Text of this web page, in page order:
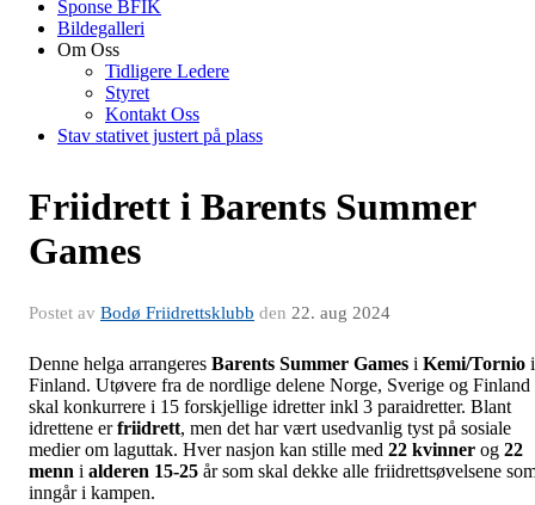
Sponse BFIK
Bildegalleri
Om Oss
Tidligere Ledere
Styret
Kontakt Oss
Stav stativet justert på plass
Friidrett i Barents Summer
Games
Postet av Bodø Friidrettsklubb den 22. aug 2024
Denne helga arrangeres Barents Summer Games i Kemi/Tornio i
Finland. Utøvere fra de nordlige delene Norge, Sverige og Finland
skal konkurrere i 15 forskjellige idretter inkl 3 paraidretter. Blant
idrettene erfriidrett, men det har vært usedvanlig tyst på sosiale
medier om laguttak. Hver nasjon kan stille med 22 kvinner og 22
menn i alderen 15-25 år som skal dekke alle friidrettsøvelsene
inngår i kampen.